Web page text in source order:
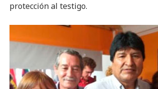
protección al testigo.